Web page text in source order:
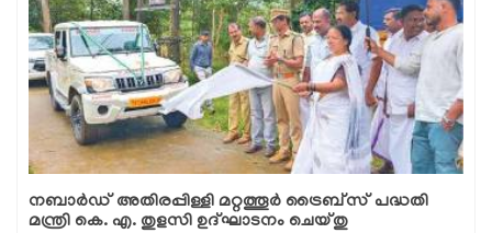
നബാർഡ് അതിരപ്പിള്ളി മറ്റത്തൂർ ട്രൈബ്സ് പദ്ധതി
മന്ത്രി കെ. എ. തുളസി ഉദ്ഘാടനം ചെയ്തു